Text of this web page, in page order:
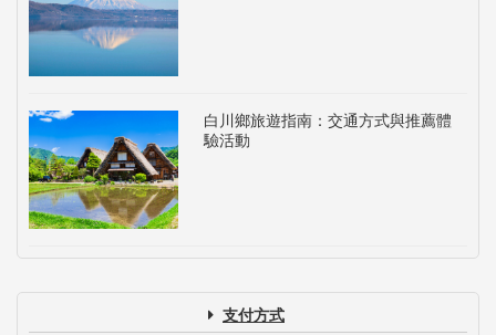
白川鄉旅遊指南：交通方式與推薦體
驗活動
支付方式